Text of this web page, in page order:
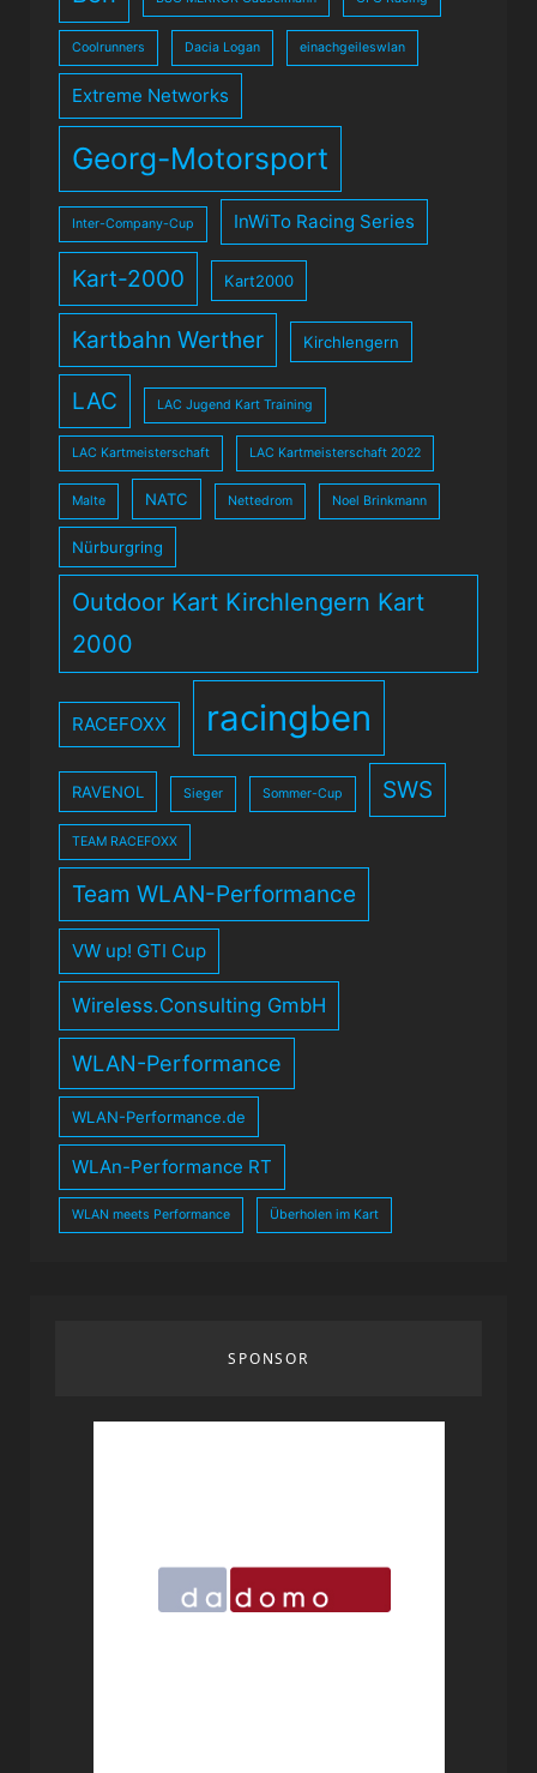
Coolrunners Dacia Logan einachgeileswlan
Extreme Networks
Georg-Motorsport
Inter-Company-Cup InWiTo Racing Series
Kart-2000 Kart2000
Kartbahn Werther Kirchlengern
LAC LAC Jugend Kart Training
LAC Kartmeisterschaft LAC Kartmeisterschaft 2022
Malte NATC Nettedrom Noel Brinkmann
Nürburgring
Outdoor Kart Kirchlengern Kart
2000
RACEFOXX racingben
RAVENOL Sieger Sommer-Cup SWS
TEAM RACEFOXX
Team WLAN-Performance
VW up! GTI Cup
Wireless.Consulting GmbH
WLAN-Performance
WLAN-Performance.de
WLAn-Performance RT
WLAN meets Performance Überholen im Kart
SPONSOR